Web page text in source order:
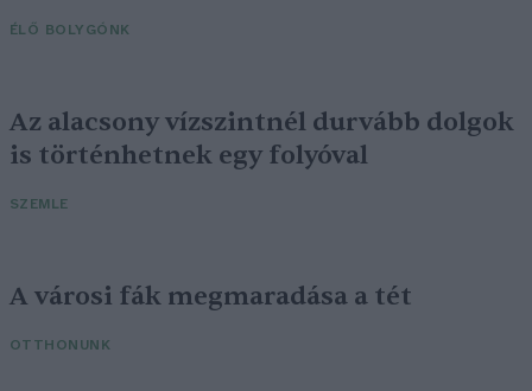
ÉLŐ BOLYGÓNK
Az alacsony vízszintnél durvább dolgok
is történhetnek egy folyóval
SZEMLE
A városi fák megmaradása a tét
OTTHONUNK